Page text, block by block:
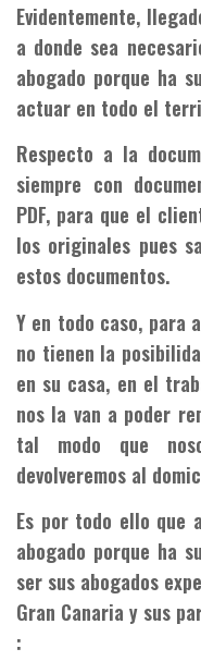
Evidentemente,
a donde sea
abogado porque ha
actuar en todo el
Respecto a la
siempre con
PDF, para que el
los originales pues
estos documentos.
Y en todo caso, para
no tienen la
en su casa, en el
nos la van a poder
tal modo que
devolveremos al
Es por todo ello que
abogado porque ha
ser sus abogados
Gran Canaria y sus
: